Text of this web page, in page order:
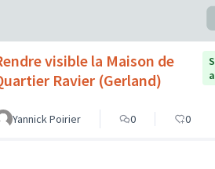
visible la Maison de
Ravier (Gerland)
Yannick Poirier 0 0